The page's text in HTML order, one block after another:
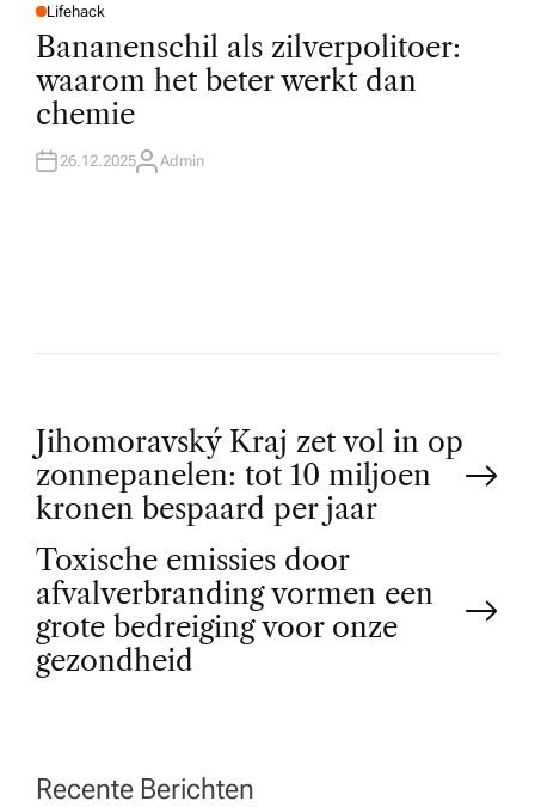
P
O
T
E
D
I
N
Lifehack
Bananenschil als zilverpolitoer:
waarom het beter werkt dan
chemie
26.12.2025A
Admin
P
o
s
t
a
Jihomoravský Kraj zet vol in op
zonnepanelen: tot 10 miljoen
kronen bespaard per jaar
Toxische emissies door
afvalverbranding vormen een
grote bedreiging voor onze
gezondheid
Recente Berichten